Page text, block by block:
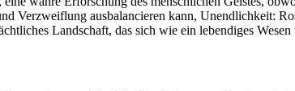
Verzweiflung ausbalancieren kann, Unendlichkeit:
Landschaft, das sich wie ein lebendiges